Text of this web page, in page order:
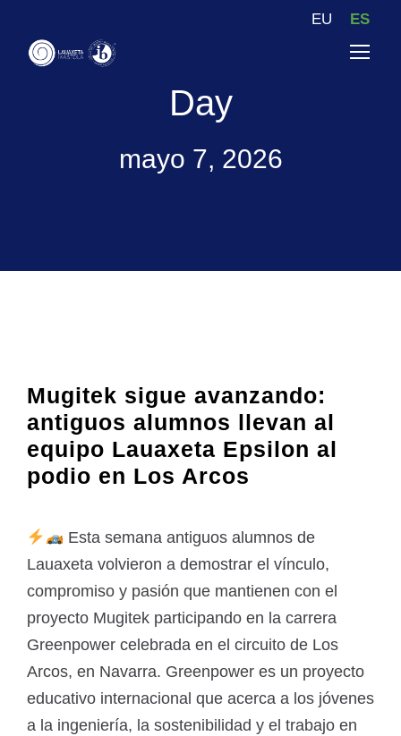
EU ES
Day
mayo 7, 2026
Mugitek sigue avanzando:
antiguos alumnos llevan al
equipo Lauaxeta Epsilon al
podio en Los Arcos
Esta semana antiguos alumnos de
Lauaxeta volvieron a demostrar el vínculo,
compromiso y pasión que mantienen con el
proyecto Mugitek participando en la carrera
Greenpower celebrada en el circuito de Los
Arcos, en Navarra. Greenpower es un proyecto
educativo internacional que acerca a los jóvenes
a la ingeniería, la sostenibilidad y el trabajo en